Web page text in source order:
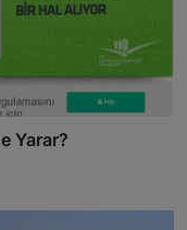
Yarar?